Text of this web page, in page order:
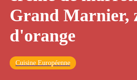
Grand Marnier,
d'orange
Cuisine Européenne